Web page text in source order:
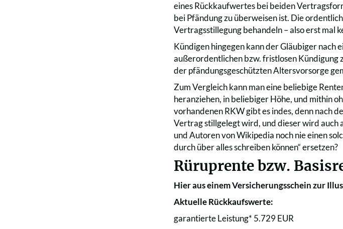
eines Rückkaufwertes bei beiden
bei Pfändung zu überweisen ist. Die
Vertragsstillegung behandeln – also erst mal
Kündigen hingegen kann der Gläubiger nach
außerordentlichen bzw. fristlosen Kündigung
der pfändungsgeschützten Altersvorsorge
Zum Vergleich kann man eine beliebige
heranziehen, in beliebiger Höhe, und mithin
vorhandenen RKW gibt es indes, denn nach
Vertrag stillgelegt wird, und dieser wird auch
und Autoren von Wikipedia noch nie einen
durch über alles schreiben können“ ersetzen?
Rüruprente bzw.
Hier aus einem Versicherungsschein zur
Aktuelle Rückkaufswerte:
garantierte Leistung* 5.729 EUR